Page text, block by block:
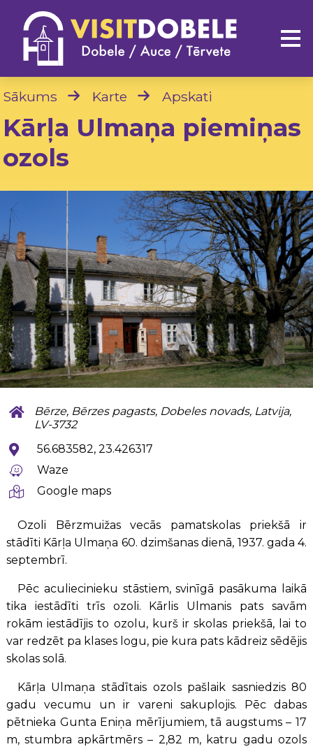
Sākums Karte Apskati
Kārļa Ulmaņa piemiņas
ozols
Bērze, Bērzes pagasts, Dobeles novads, Latvija,
LV-3732
56.683582, 23.426317
Waze
Google maps
Ozoli Bērzmuižas vecās pamatskolas priekšā ir
stādīti Kārļa Ulmaņa 60. dzimšanas dienā, 1937. gada 4.
septembrī.
Pēc aculiecinieku stāstiem, svinīgā pasākuma laikā
tika iestādīti trīs ozoli. Kārlis Ulmanis pats savām
rokām iestādījis to ozolu, kurš ir skolas priekšā, lai to
var redzēt pa klases logu, pie kura pats kādreiz sēdējis
skolas solā.
Kārļa Ulmaņa stādītais ozols pašlaik sasniedzis 80
gadu vecumu un ir vareni sakuplojis. Pēc dabas
pētnieka Gunta Eniņa mērījumiem, tā augstums – 17
m, stumbra apkārtmērs – 2,82 m, katru gadu ozols